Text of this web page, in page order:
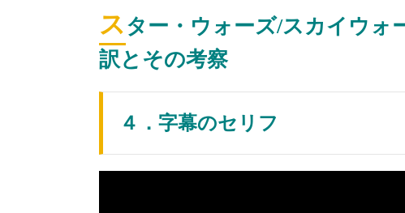
スター・ウォーズ/スカイウォ
訳とその考察
４．字幕のセリフ